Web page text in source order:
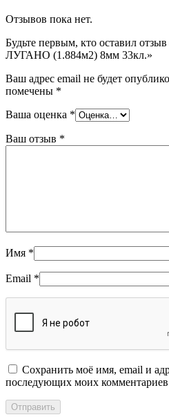
Отзывов пока нет.
Будьте первым, кто оставил
ЛУГАНО (1.884м2) 8мм 33кл.»
Ваш адрес email не будет
помечены *
Ваша оценка *
Ваш отзыв *
Имя *
Email *
Сохранить моё имя, email и
последующих моих